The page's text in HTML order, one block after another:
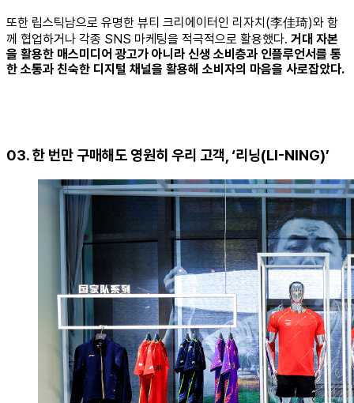
또한 립스틱남으로 유명한 뷰티 크리에이터인 리자치(李佳琦)와 함
께 협업하거나 각종 SNS 마케팅을 적극적으로 활용했다. 거대 자본
을 활용한 매스미디어 광고가 아니라 신생 소비층과 인플루언서를 통
한 소통과 친숙한 디지털 채널을 활용해 소비자의 마음을 사로잡았다.
03. 한 번만 구매해도 영원히 우리 고객, ‘리닝(LI-NING)’